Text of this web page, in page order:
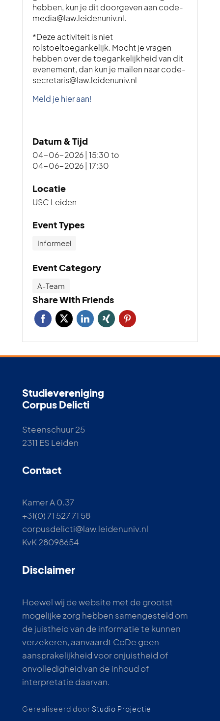
hebben, kun je dit doorgeven aan code-
media@law.leidenuniv.nl.
*Deze activiteit is niet
rolstoeltoegankelijk. Mocht je vragen
hebben over de toegankelijkheid van dit
evenement, dan kun je mailen naar code-
secretaris@law.leidenuniv.nl
Meld je hier aan!
Datum & Tijd
04-06-2026 | 15:30to
04-06-2026 | 17:30
Locatie
USC Leiden
Event Types
Informeel
Event Category
A-Team
Share With Friends
Studievereniging
Corpus Delicti
Steenschuur 25
2311 ES Leiden
Contact
Kamer A 0.37
+31(0) 71 527 71 58
corpusdelicti@law.leidenuniv.nl
KvK 28098654
Disclaimer
Hoewel wij de website met de grootst
mogelijke zorg hebben samengesteld om
de juistheid van de informatie te kunnen
verzekeren, aanvaardt CoDe geen
aansprakelijkheid voor onjuistheid of
onvolledigheid van de inhoud of
interpretatie daarvan.
Gerealiseerd door Studio Projectie